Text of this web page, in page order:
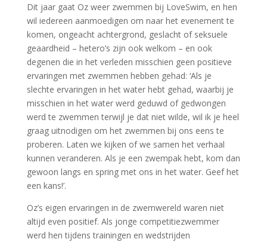
Dit jaar gaat Oz weer zwemmen bij LoveSwim, en hen
wil iedereen aanmoedigen om naar het evenement te
komen, ongeacht achtergrond, geslacht of seksuele
geaardheid – hetero’s zijn ook welkom – en ook
degenen die in het verleden misschien geen positieve
ervaringen met zwemmen hebben gehad: ‘Als je
slechte ervaringen in het water hebt gehad, waarbij je
misschien in het water werd geduwd of gedwongen
werd te zwemmen terwijl je dat niet wilde, wil ik je heel
graag uitnodigen om het zwemmen bij ons eens te
proberen. Laten we kijken of we samen het verhaal
kunnen veranderen. Als je een zwempak hebt, kom dan
gewoon langs en spring met ons in het water. Geef het
een kans!’.
Oz’s eigen ervaringen in de zwemwereld waren niet
altijd even positief. Als jonge competitiezwemmer
werd hen tijdens trainingen en wedstrijden